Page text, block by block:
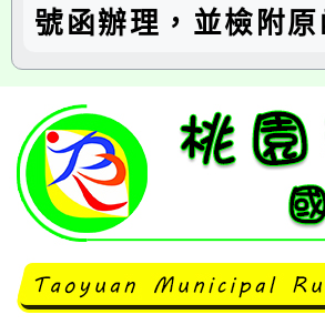
號函辦理，並檢附原